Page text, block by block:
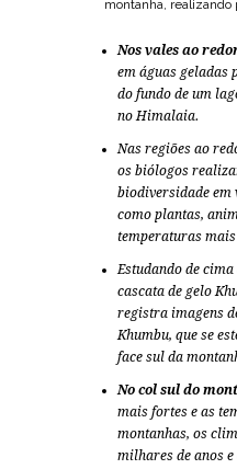
montanha, realizando
Nos vales ao
em águas geladas
do fundo de um
no Himalaia.
Nas regiões ao
os biólogos
biodiversidade em
como plantas,
temperaturas mais
Estudando de
cascata de gelo
registra imagens
Khumbu, que se
face sul da
No col sul do
mais fortes e as
montanhas, os
milhares de anos